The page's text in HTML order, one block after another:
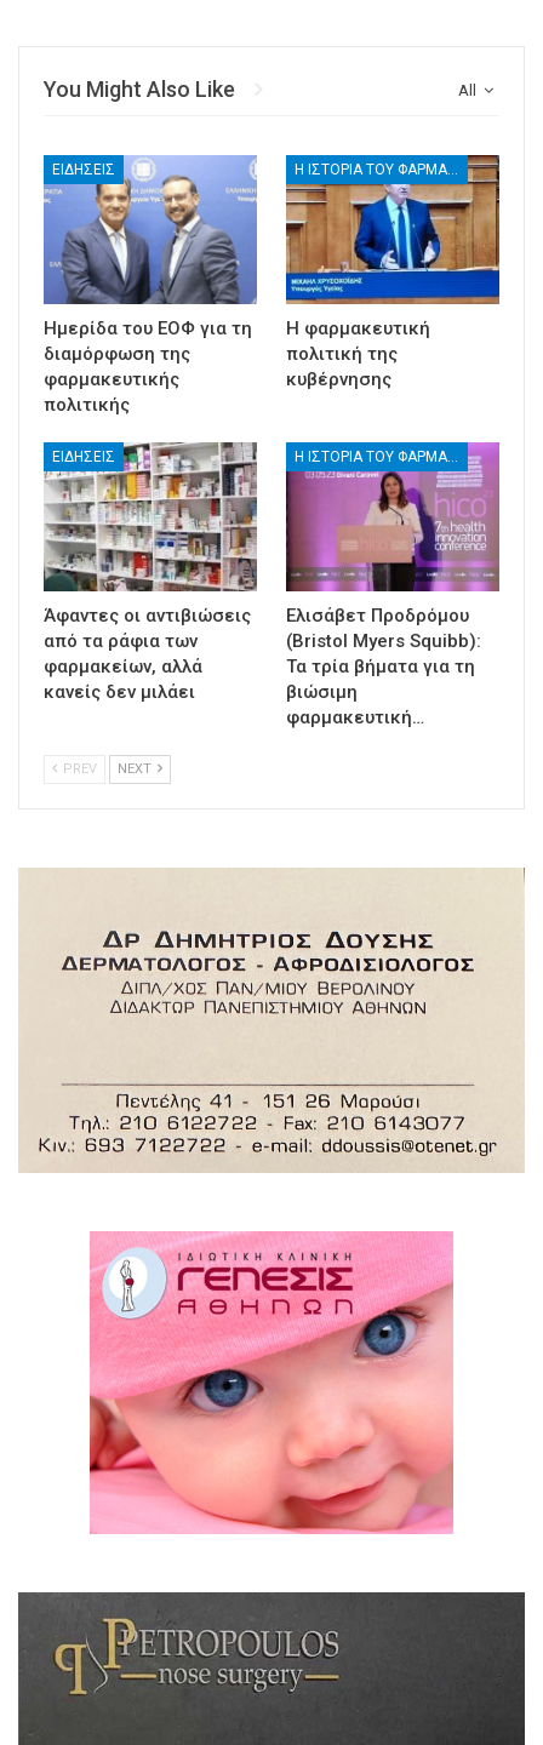
All
You Might Also Like
ΕΙΔΉΣΕΙΣ
Ημερίδα του ΕΟΦ για τη
διαμόρφωση της
φαρμακευτικής
πολιτικής
Η ΙΣΤΟΡΊΑ ΤΟΥ ΦΑΡΜΆΚΟΥ ΚΑΙ ΙΣΤΟΡΊΕΣ ΤΩΝ ΦΑΡΜΑΚΕΊΩΝ
Η φαρμακευτική
πολιτική της
κυβέρνησης
ΕΙΔΉΣΕΙΣ
Άφαντες οι αντιβιώσεις
από τα ράφια των
φαρμακείων, αλλά
κανείς δεν μιλάει
Η ΙΣΤΟΡΊΑ ΤΟΥ ΦΑΡΜΆΚΟΥ ΚΑΙ ΙΣΤΟΡΊΕΣ ΤΩΝ ΦΑΡΜΑΚΕΊΩΝ
Ελισάβετ Προδρόμου
(Bristol Myers Squibb):
Τα τρία βήματα για τη
βιώσιμη
φαρμακευτική…
PREV NEXT